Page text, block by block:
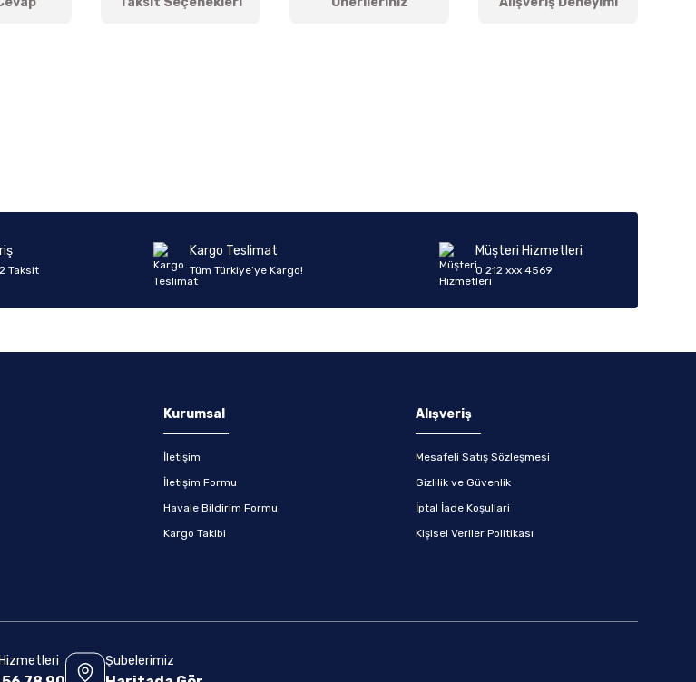
Taksit
Kargo Teslimat
Tüm Türkiye’ye Kargo!
Müşteri Hizmetleri
0 212 xxx 4569
Kurumsal
İletişim
İletişim Formu
Havale Bildirim Formu
Kargo Takibi
Alışveriş
Mesafeli Satış Sözleşmesi
Gizlilik ve Güvenlik
İptal İade Koşullari
Kişisel Veriler Politikası
Şubelerimiz